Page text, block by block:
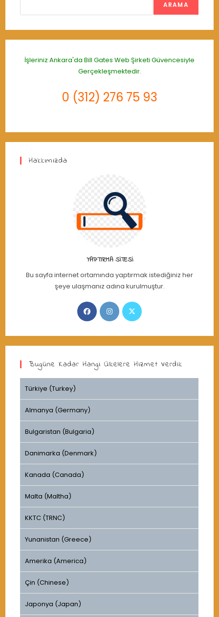
ARAMA
İşleriniz Ankara'da Bill Gates Web Şirketi Güvencesiyle
Gerçekleşmektedir.
0 (312) 276 75 93
Hakkımızda
YAPTIRMA SITESI
Bu sayfa internet ortamında yaptırmak istediğiniz her
şeye ulaşmanız adına kurulmuştur.
Opens
in
new
Opens
in
new
Opens
new
Bugüne Kadar Hangi Ülkelere Hizmet Verdik
Türkiye (Turkey)
Almanya (Germany)
Bulgaristan (Bulgaria)
Danimarka (Denmark)
Kanada (Canada)
Malta (Maltha)
KKTC (TRNC)
Yunanistan (Greece)
Amerika (America)
Çin (Chinese)
Japonya (Japan)